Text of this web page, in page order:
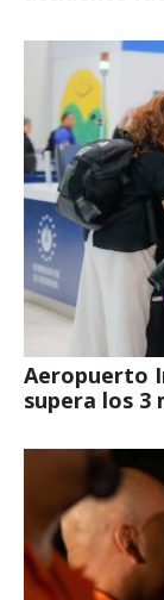
Aeropuerto
supera los 3